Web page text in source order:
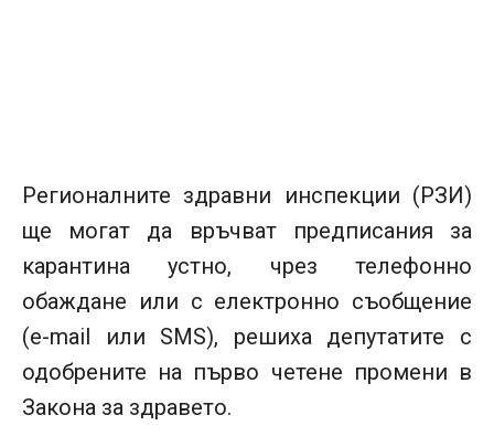
Регионалните здравни инспекции (РЗИ)
ще могат да връчват предписания за
карантина устно, чрез телефонно
обаждане или с електронно съобщение
(е-mail или SMS), решиха депутатите с
одобрените на първо четене промени в
Закона за здравето.